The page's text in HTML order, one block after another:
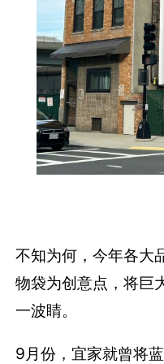
不知为何，今年各大
物袋为创意点，将巨
一波睛。
9月份，宜家就曾将